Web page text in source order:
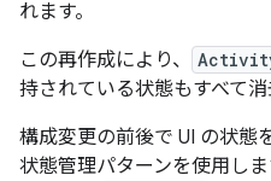
れます。
この再作成により、
持されている状態もすべて消
構成変更の前後で UI の状態
状態管理パターンを使用し